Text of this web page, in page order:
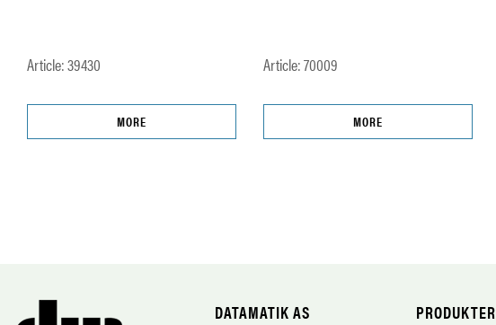
Article: 39430
MORE
Article: 70009
MORE
DATAMATIK AS
PRODUKTER